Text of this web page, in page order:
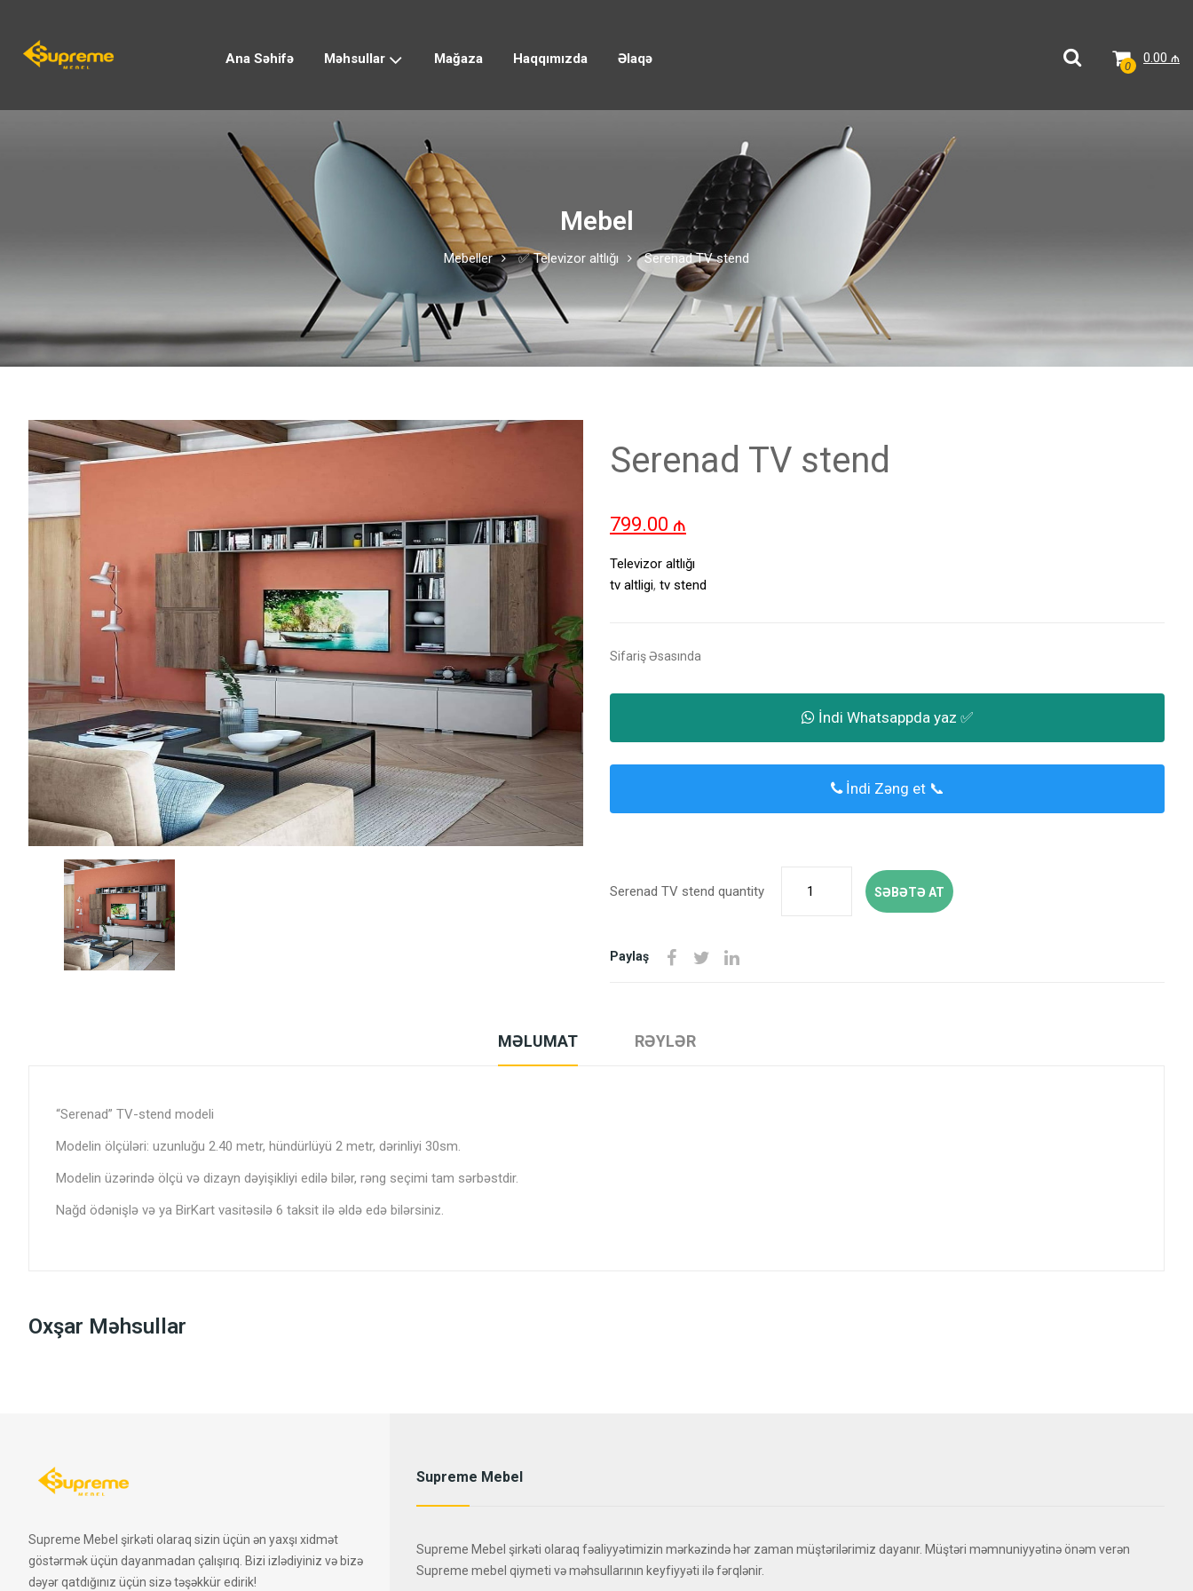
Ana Səhifə Məhsullar Mağaza Haqqımızda Əlaqə 0.00 ₼
0
Mebel
Mebeller ✅ Televizor altlığı Serenad TV stend
Serenad TV stend
799.00 ₼
Televizor altlığı
tv altligi, tv stend
Sifariş Əsasında
İndi Whatsappda yaz ✅
İndi Zəng et 📞
Serenad TV stend quantity SƏBƏTƏ AT
Paylaş
MƏLUMAT RƏYLƏR
“Serenad” TV-stend modeli
Modelin ölçüləri: uzunluğu 2.40 metr, hündürlüyü 2 metr, dərinliyi 30sm.
Modelin üzərində ölçü və dizayn dəyişikliyi edilə bilər, rəng seçimi tam sərbəstdir.
Nağd ödənişlə və ya BirKart vasitəsilə 6 taksit ilə əldə edə bilərsiniz.
Oxşar Məhsullar
Supreme Mebel şirkəti olaraq sizin üçün ən yaxşı xidmət
göstərmək üçün dayanmadan çalışırıq. Bizi izlədiyiniz və bizə
dəyər qatdığınız üçün sizə təşəkkür edirik!
Supreme Mebel
Supreme Mebel şirkəti olaraq fəaliyyətimizin mərkəzində hər zaman müştərilərimiz dayanır. Müştəri məmnuniyyətinə önəm verən
Supreme mebel qiymeti və məhsullarının keyfiyyəti ilə fərqlənir.